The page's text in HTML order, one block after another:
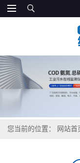
您当前的位置： 网站首